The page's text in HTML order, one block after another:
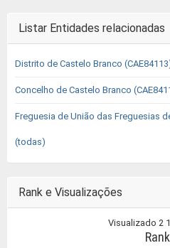
Listar Entidades relacionadas
Distrito de Castelo Branco
Concelho de Castelo Branco
Freguesia de União das Freguesias
(todas)
Rank e Visualizações
Visualizado 2
Rank